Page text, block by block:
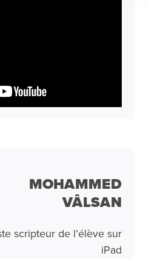
MOHAMMED
VÂLSAN
scripteur de l’élève sur
iPad